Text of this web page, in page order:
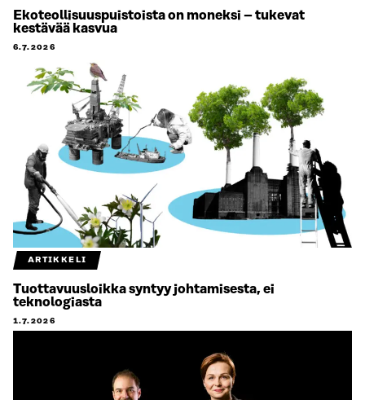
Ekoteollisuuspuistoista on moneksi – tukevat
kestävää kasvua
6.7.2026
ARTIKKELI
Tuottavuusloikka syntyy johtamisesta, ei
teknologiasta
1.7.2026